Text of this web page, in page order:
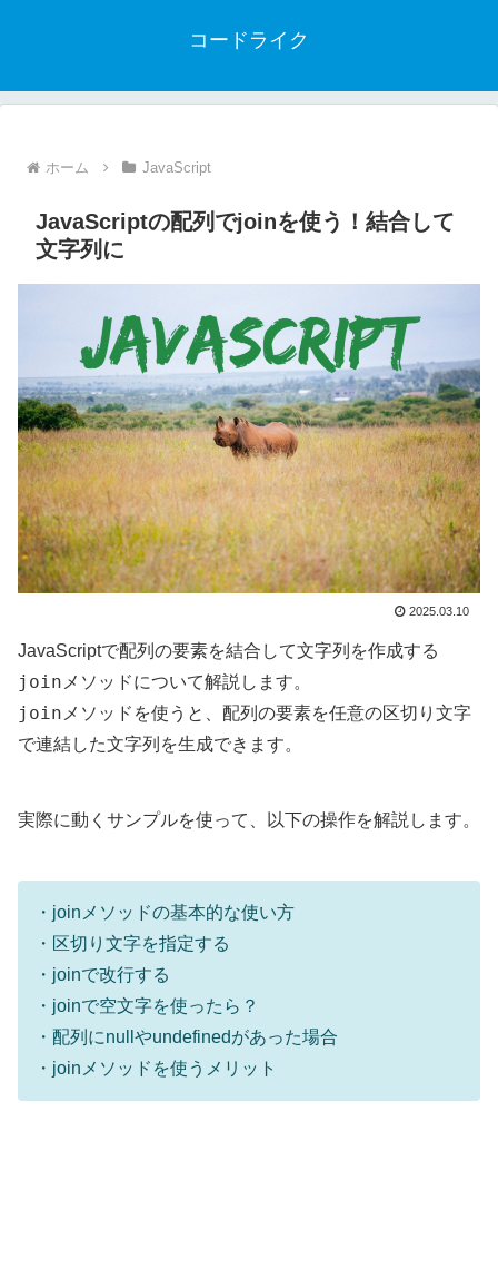
コードライク
ホーム JavaScript
JavaScriptの配列でjoinを使う！結合して
文字列に
2025.03.10
JavaScriptで配列の要素を結合して文字列を作成する
join メソッドについて解説します。
join メソッドを使うと、配列の要素を任意の区切り文字
で連結した文字列を生成できます。
実際に動くサンプルを使って、以下の操作を解説します。
・joinメソッドの基本的な使い方
・区切り文字を指定する
・joinで改行する
・joinで空文字を使ったら？
・配列にnullやundefinedがあった場合
・joinメソッドを使うメリット